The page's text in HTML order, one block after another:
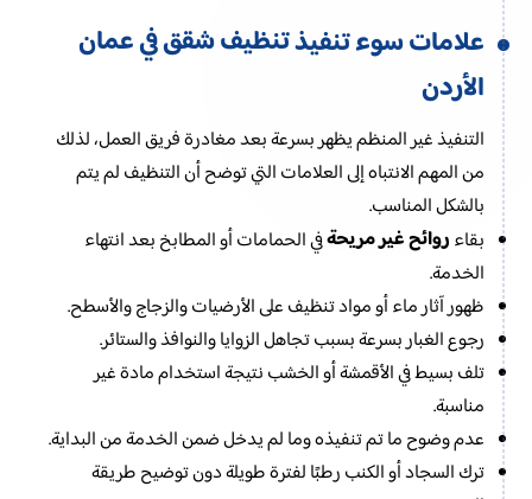
علامات سوء تنفيذتنظيف شقق في عمان
الأردن
التنفيذ غير المنظم يظهر بسرعة بعد مغادرة فريق العمل، لذلك
من المهم الانتباه إلى العلامات التي توضح أن التنظيف لم يتم
بالشكل المناسب.
بقاءروائح غير مريحةفي الحمامات أو المطابخ بعد انتهاء
الخدمة.
ظهور آثار ماء أو مواد تنظيف على الأرضيات والزجاج والأسطح.
رجوع الغبار بسرعة بسبب تجاهل الزوايا والنوافذ والستائر.
تلف بسيط في الأقمشة أو الخشب نتيجة استخدام مادة غير
مناسبة.
عدم وضوح ما تم تنفيذه وما لم يدخل ضمن الخدمة من البداية.
ترك السجاد أو الكنب رطبًا لفترة طويلة دون توضيح طريقة